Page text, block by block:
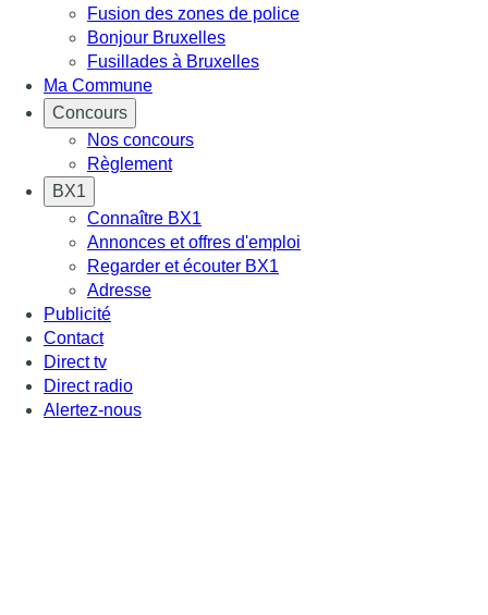
Fusion des zones de police
Bonjour Bruxelles
Fusillades à Bruxelles
Ma Commune
Concours
Nos concours
Règlement
BX1
Connaître BX1
Annonces et offres d'emploi
Regarder et écouter BX1
Adresse
Publicité
Contact
Direct tv
Direct radio
Alertez-nous